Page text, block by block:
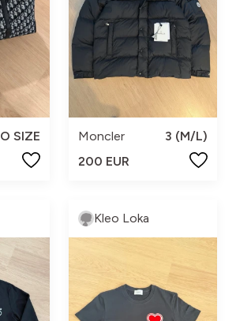
SIZE
Moncler
3 (M/L)
200 EUR
Kleo Loka